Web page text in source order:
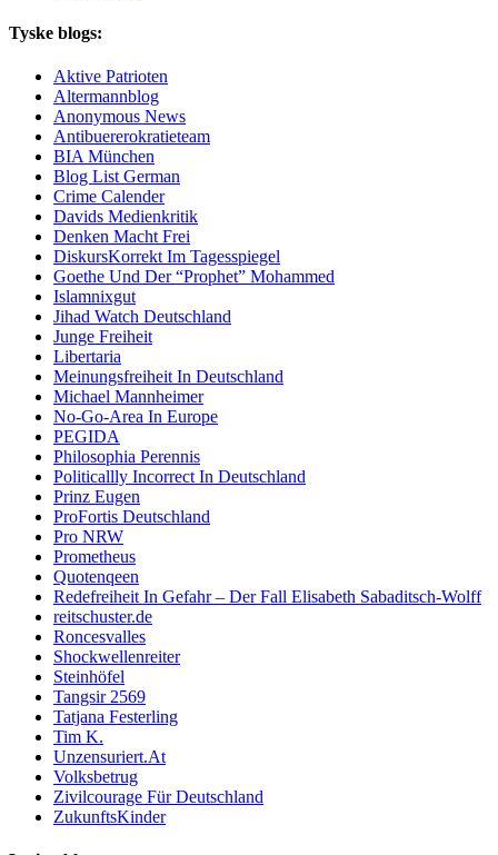
Tyske blogs:
Aktive Patrioten
Altermannblog
Anonymous News
Antibuererokratieteam
BIA München
Blog List German
Crime Calender
Davids Medienkritik
Denken Macht Frei
DiskursKorrekt Im Tagesspiegel
Goethe Und Der “Prophet” Mohammed
Islamnixgut
Jihad Watch Deutschland
Junge Freiheit
Libertaria
Meinungsfreiheit In Deutschland
Michael Mannheimer
No-Go-Area In Europe
PEGIDA
Philosophia Perennis
Politicallly Incorrect In Deutschland
Prinz Eugen
ProFortis Deutschland
Pro NRW
Prometheus
Quotenqeen
Redefreiheit In Gefahr – Der Fall Elisabeth Sabaditsch-Wolff
reitschuster.de
Roncesvalles
Shockwellenreiter
Steinhöfel
Tangsir 2569
Tatjana Festerling
Tim K.
Unzensuriert.At
Volksbetrug
Zivilcourage Für Deutschland
ZukunftsKinder